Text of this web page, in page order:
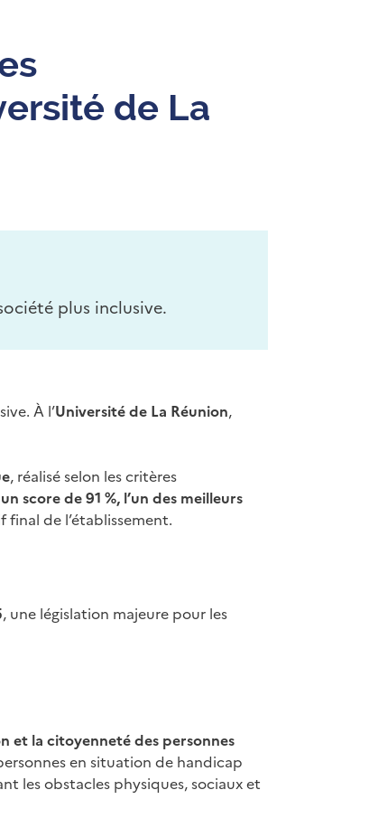
de La
plus inclusive.
À l’Université de La Réunion,
, réalisé selon les critères
score de 91 %, l’un des meilleurs
final de l’établissement.
, une législation majeure pour les
et la citoyenneté des personnes
en situation de handicap
les obstacles physiques, sociaux et